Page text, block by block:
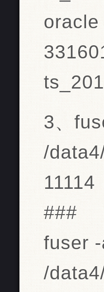
oracle
3、
/
11114
###
fuser
/